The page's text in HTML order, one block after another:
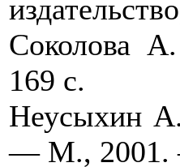
Соколова
169 с.
Неусыхин
— М., 2001.